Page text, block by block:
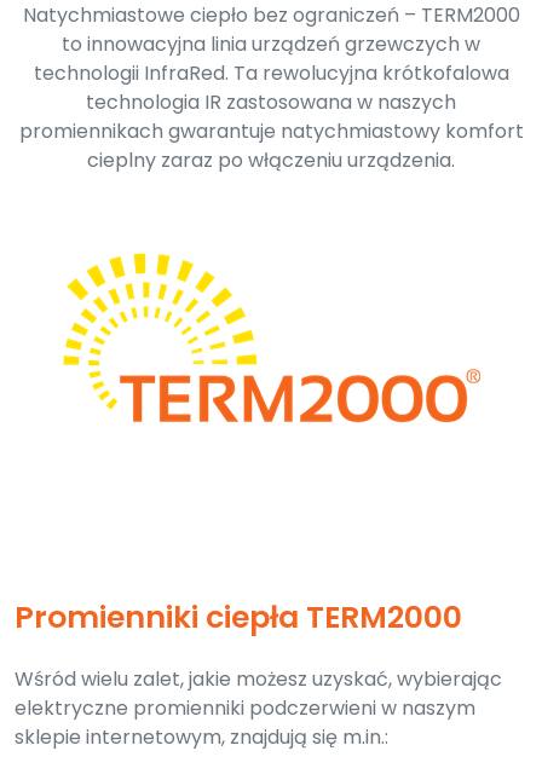
Natychmiastowe ciepło bez ograniczeń – TERM2000
to innowacyjna linia urządzeń grzewczych w
technologii InfraRed. Ta rewolucyjna krótkofalowa
technologia IR zastosowana w naszych
promiennikach gwarantuje natychmiastowy komfort
cieplny zaraz po włączeniu urządzenia.
Promienniki ciepła TERM2000
Wśród wielu zalet, jakie możesz uzyskać, wybierając
elektryczne promienniki podczerwieni w naszym
sklepie internetowym, znajdują się m.in.: